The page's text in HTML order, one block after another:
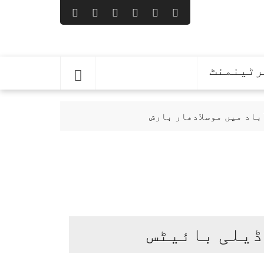
میں موسلادھار بارش
ڈیلی بائیٹس